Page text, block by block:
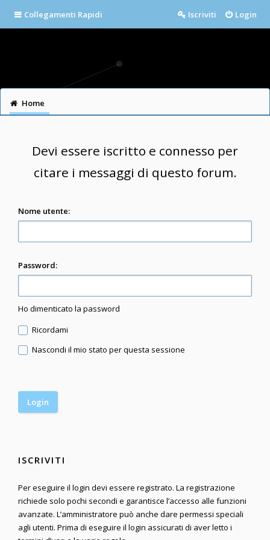
Collegamenti Rapidi Login
Iscriviti
Home
Devi essere iscritto e connesso per
citare i messaggi di questo forum.
Nome utente:
Password:
Ho dimenticato la password
Ricordami
Nascondi il mio stato per questa sessione
ISCRIVITI
Per eseguire il login devi essere registrato. La registrazione
richiede solo pochi secondi e garantisce l’accesso alle funzioni
avanzate. L’amministratore può anche dare permessi speciali
agli utenti. Prima di eseguire il login assicurati di aver letto i